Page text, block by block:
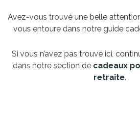
Avez-vous trouvé une belle
vous entoure dans notre guide
Si vous n’avez pas trouvé ici,
dans notre section de cadeaux
retraite.